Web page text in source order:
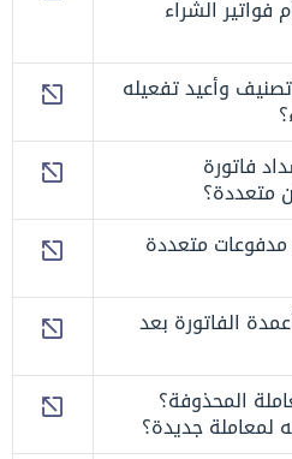
فواتير الشراء
وأعيد تفعيله
فاتورة
متعددة؟
متعددة
الفاتورة بعد
المحذوفة؟
جديدة؟